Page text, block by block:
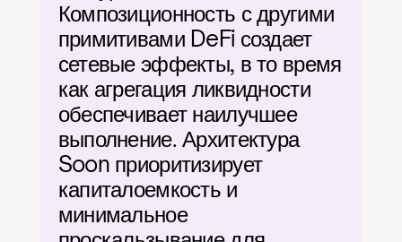
Композиционность с другими
примитивами DeFi создает
сетевые эффекты, в то время
как агрегация ликвидности
обеспечивает наилучшее
выполнение. Архитектура
Soon приоритизирует
капиталоемкость и
минимальное